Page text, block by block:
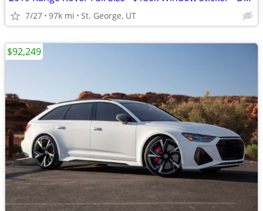
7/27 97k mi St. George, UT
$92,249